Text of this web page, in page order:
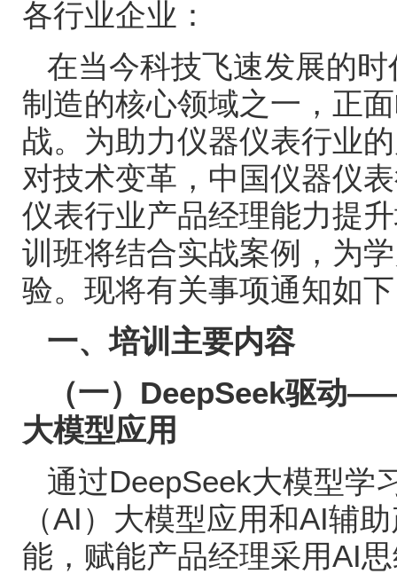
各行业企业：
在当今科技飞速发展的
制造的核心领域之一，正
战。为助力仪器仪表行业
对技术变革，中国仪器仪
仪表行业产品经理能力提
训班将结合实战案例，为
验。现将有关事项通知如
一、培训主要内容
（一） DeepSeek驱动
大模型应用
通过DeepSeek大模型学
（AI ）大模型应用和AI辅
能，赋能产品经理采用AI